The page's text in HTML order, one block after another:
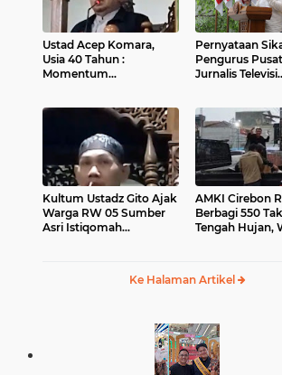
Ustad Acep Komara,
Usia 40 Tahun :
Momentum
Pernyataan
Pengurus
Jurnalis Televisi
Kultum Ustadz Gito Ajak
Warga RW 05 Sumber
Asri Istiqomah
AMKI Cirebon
Berbagi 550
Tengah Hujan,
Ke Halaman Artikel